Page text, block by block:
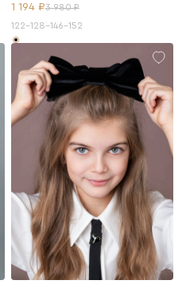
1 194 ₽3 980 ₽
122-128-146-152